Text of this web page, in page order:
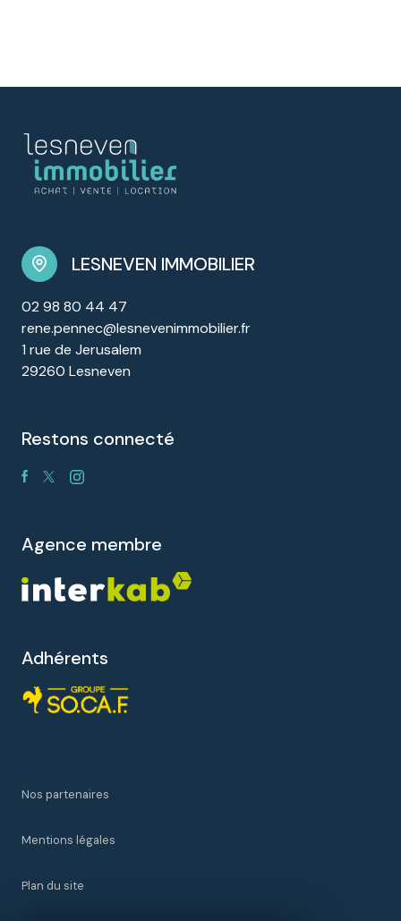
LESNEVEN IMMOBILIER
02 98 80 44 47
rene.pennec@lesnevenimmobilier.fr
1 rue de Jerusalem
29260 Lesneven
restons connecté
agence membre
Adhérents
Nos partenaires
Mentions légales
Plan du site